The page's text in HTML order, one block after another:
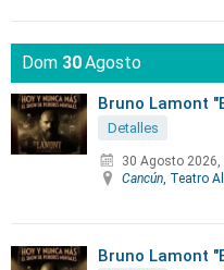
Dom 30Agosto
Bruno Lamont
Detalles
30 Agosto 2026,
Cancún , Teatro
Bruno Lamont